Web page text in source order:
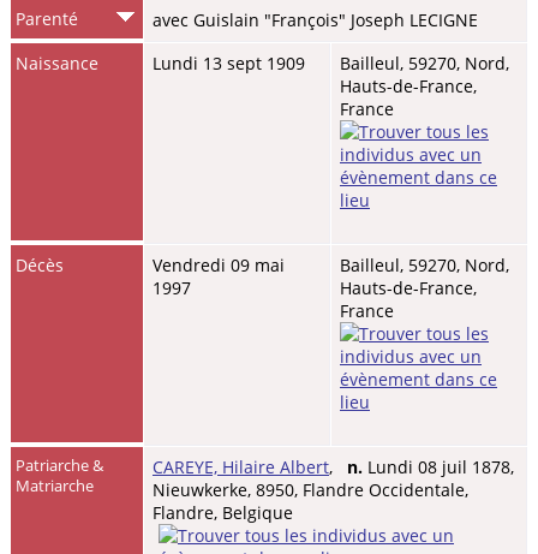
Parenté
avec Guislain "François" Joseph LECIGNE
Naissance
Lundi 13 sept 1909
Bailleul, 59270, Nord,
Hauts-de-France,
France
Décès
Vendredi 09 mai
1997
Bailleul, 59270, Nord,
Hauts-de-France,
France
Patriarche &
Matriarche
CAREYE, Hilaire Albert, n. Lundi 08 juil 1878,
Nieuwkerke, 8950, Flandre Occidentale,
Flandre, Belgique